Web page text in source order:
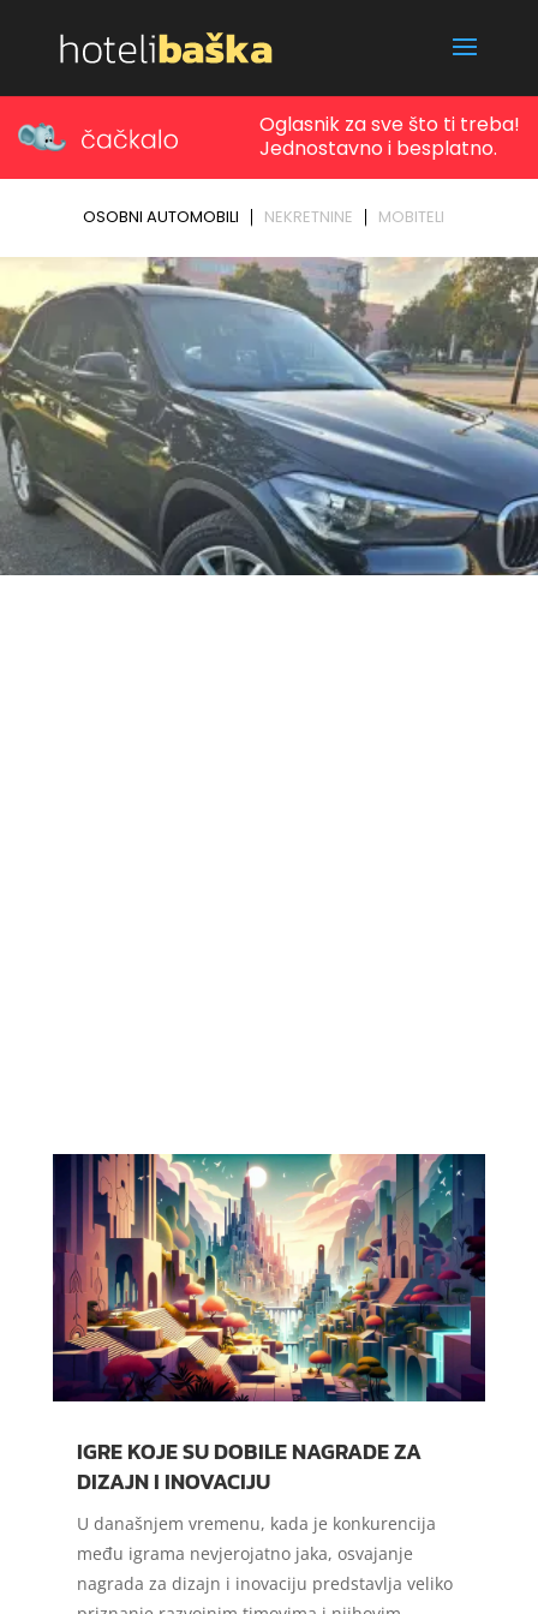
IGRE KOJE SU DOBILE NAGRADE ZA
DIZAJN I INOVACIJU
U današnjem vremenu, kada je konkurencija
među igrama nevjerojatno jaka, osvajanje
nagrada za dizajn i inovaciju predstavlja veliko